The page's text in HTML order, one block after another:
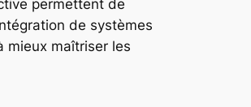
permettent de
de systèmes
mieux maîtriser les